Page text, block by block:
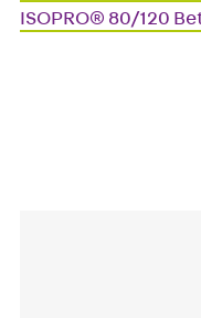
ISOPRO® 80/120